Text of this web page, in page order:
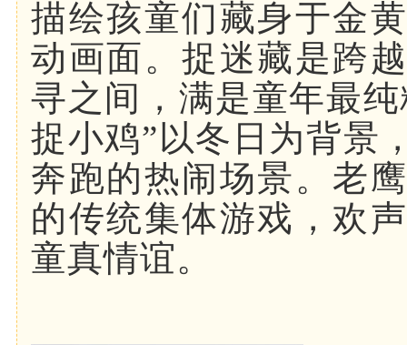
描绘孩童们藏身于金
动画面。捉迷藏是跨
寻之间，满是童年最
捉小鸡”以冬日为背景
奔跑的热闹场景。老
的传统集体游戏，欢
童真情谊。